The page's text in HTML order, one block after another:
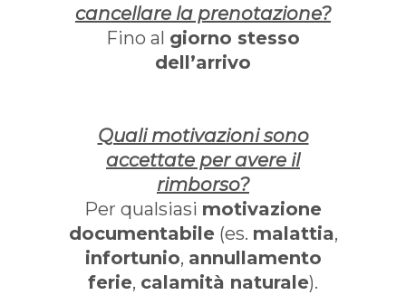
cancellare la prenotazione?
Fino al giorno stesso
dell’arrivo
Quali motivazioni sono
accettate per avere il
rimborso?
Per qualsiasi motivazione
documentabile (es. malattia,
infortunio, annullamento
ferie, calamità naturale).